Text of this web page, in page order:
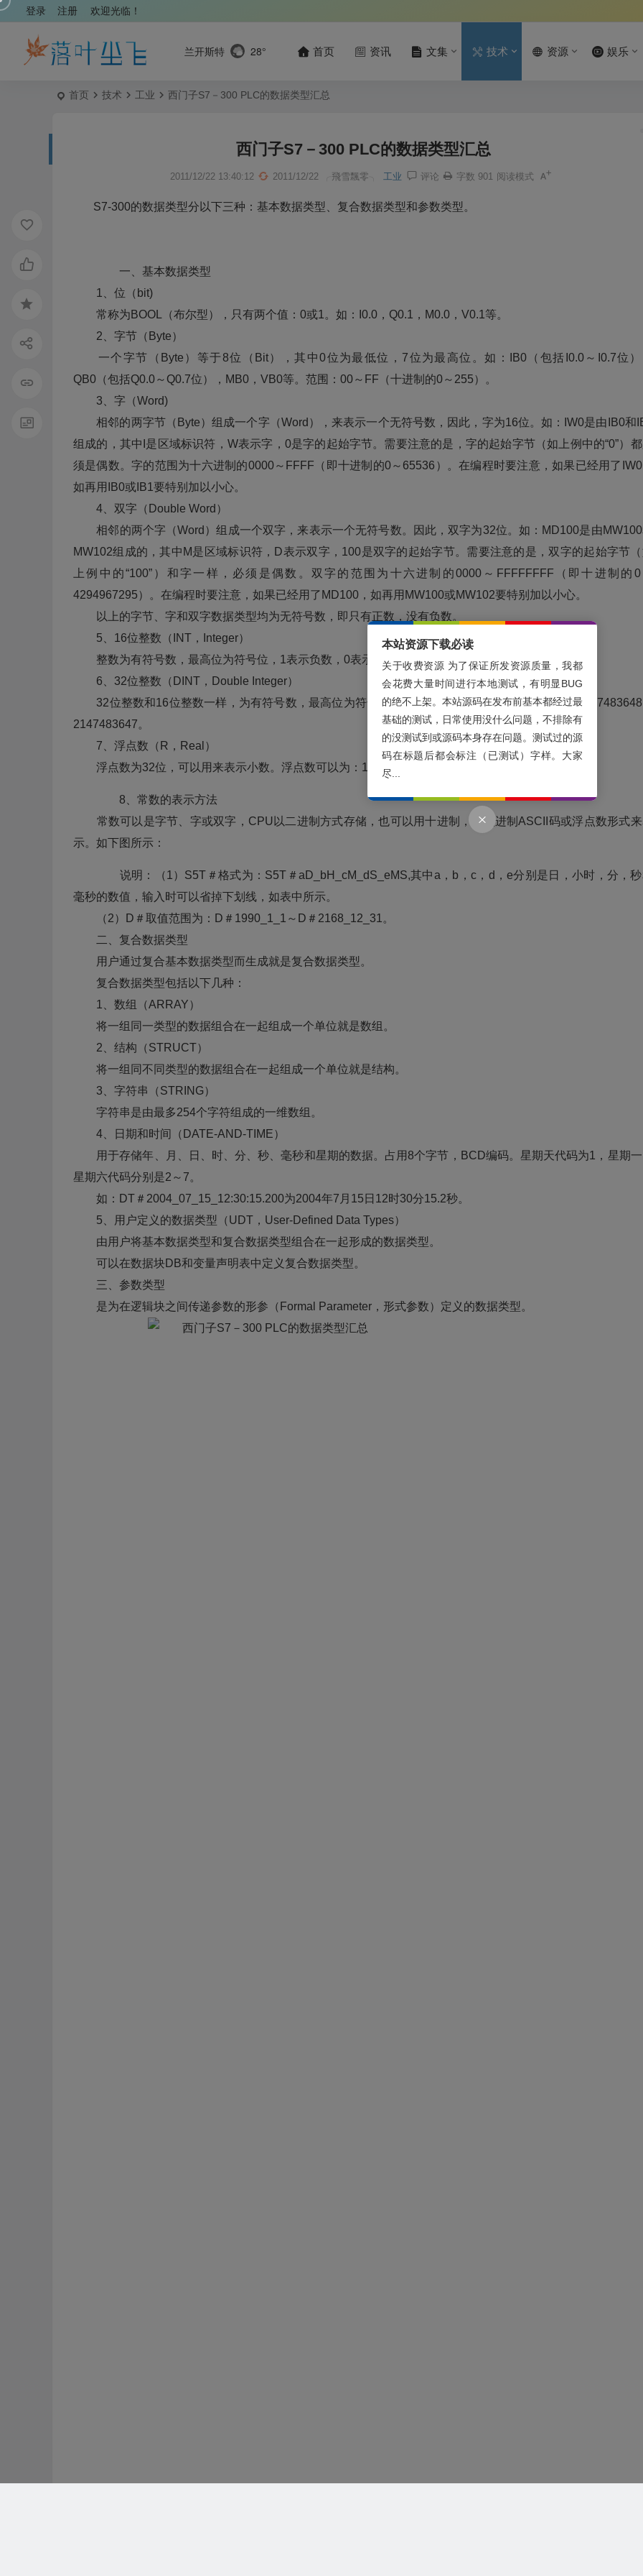
欢迎光临！
登录 注册
兰开斯特 28° 首页 资讯 文集 技术 资源 娱乐
首页 技术 工业 西门子S7－300 PLC的数据类型汇总
西门子S7－300 PLC的数据类型汇总
2011/12/22 13:40:12 2011/12/22 ╭飛雪飄零╮ 工业 评论 字数 901 阅读模式
S7-300的数据类型分以下三种：基本数据类型、复合数据类型和参数类型。
一、基本数据类型
1、位（bit)
常称为BOOL（布尔型），只有两个值：0或1。如：I0.0，Q0.1，M0.0，V0.1等。
2、字节（Byte）
一个字节（Byte）等于8位（Bit），其中0位为最低位，7位为最高位。如：IB0（包括I0.0～I0.7位）
QB0（包括Q0.0～Q0.7位），MB0，VB0等。范围：00～FF（十进制的0～255）。
3、字（Word)
相邻的两字节（Byte）组成一个字（Word），来表示一个无符号数，因此，字为16位。如：IW0是由IB0和
组成的，其中I是区域标识符，W表示字，0是字的起始字节。需要注意的是，字的起始字节（如上例中的“0”）
须是偶数。字的范围为十六进制的0000～FFFF（即十进制的0～65536）。在编程时要注意，如果已经用了
如再用IB0或IB1要特别加以小心。
4、双字（Double Word）
相邻的两个字（Word）组成一个双字，来表示一个无符号数。因此，双字为32位。如：MD100是由
MW102组成的，其中M是区域标识符，D表示双字，100是双字的起始字节。需要注意的是，双字的起始字节
上例中的“100”）和字一样，必须是偶数。双字的范围为十六进制的0000～FFFFFFFF（即十进制的
4294967295）。在编程时要注意，如果已经用了MD100，如再用MW100或MW102要特别加以小心。
以上的字节、字和双字数据类型均为无符号数，即只有正数，没有负数。
5、16位整数（INT，Integer）
整数为有符号数，最高位为符号位，1表示负数，0表示正数。范围为－32768～32767。
6、32位整数（DINT，Double Integer）
32位整数和16位整数一样，为有符号数，最高位为符号位，1表示负数，0表示正数。范围为－
2147483647。
7、浮点数（R，Real）
浮点数为32位，可以用来表示小数。浮点数可以为：1.m×2e，其存储结构如图所示：
8、常数的表示方法
常数可以是字节、字或双字，CPU以二进制方式存储，也可以用十进制，十六进制ASCII码或浮点数形式
示。如下图所示：
说明：（1）S5T＃格式为：S5T＃aD_bH_cM_dS_eMS,其中a，b，c，d，e分别是日，小时，分，
毫秒的数值，输入时可以省掉下划线，如表中所示。
（2）D＃取值范围为：D＃1990_1_1～D＃2168_12_31。
二、复合数据类型
用户通过复合基本数据类型而生成就是复合数据类型。
复合数据类型包括以下几种：
1、数组（ARRAY）
将一组同一类型的数据组合在一起组成一个单位就是数组。
2、结构（STRUCT）
将一组同不同类型的数据组合在一起组成一个单位就是结构。
3、字符串（STRING）
字符串是由最多254个字符组成的一维数组。
4、日期和时间（DATE-AND-TIME）
用于存储年、月、日、时、分、秒、毫秒和星期的数据。占用8个字节，BCD编码。星期天代码为1，星期
星期六代码分别是2～7。
如：DT＃2004_07_15_12:30:15.200为2004年7月15日12时30分15.2秒。
5、用户定义的数据类型（UDT，User-Defined Data Types）
由用户将基本数据类型和复合数据类型组合在一起形成的数据类型。
可以在数据块DB和变量声明表中定义复合数据类型。
三、参数类型
是为在逻辑块之间传递参数的形参（Formal Parameter，形式参数）定义的数据类型。
本站资源下载必读
关于收费资源 为了保证所发资源质量，我都
会花费大量时间进行本地测试，有明显BUG
的绝不上架。本站源码在发布前基本都经过最
基础的测试，日常使用没什么问题，不排除有
的没测试到或源码本身存在问题。测试过的源
码在标题后都会标注（已测试）字样。大家
尽...